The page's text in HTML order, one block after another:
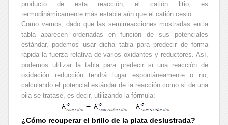
producto de esta reacción, el catión litio, es
termodinámicamente más estable aún que el catión cesio.
Como vemos, dado que las semirreacciones mostradas en la
tabla aparecen ordenadas en función de sus potenciales
estándar, podemos usar dicha tabla para predecir de forma
rápida la fuerza relativa de varios oxidantes y reductores. Así,
podemos utilizar la tabla para predecir si una reacción de
oxidación reducción tendrá lugar espontáneamente o no,
calculando el potencial estándar de la reacción como si de una
pila se tratase, es decir, utilizando la fórmula:
¿Cómo recuperar el brillo de la plata deslustrada?